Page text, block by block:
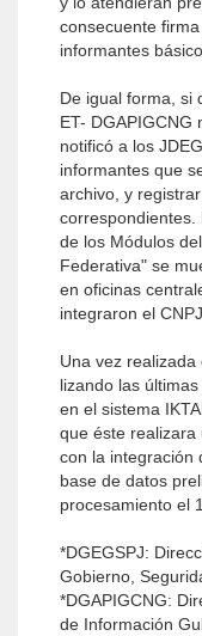
consecuente
informantes
De igual forma, si
ET- DGAPIGCNG
notificó a los
informantes que
archivo, y
correspondientes.
de los Módulos
Federativa" se
en oficinas
integraron el
Una vez
lizando las
en el sistema
que éste realizara
con la integración
base de datos
procesamien­to el
*DGEGSPJ:
Gobierno,
*DGAPIGCNG:
de Información